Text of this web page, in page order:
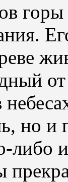
но и
либо